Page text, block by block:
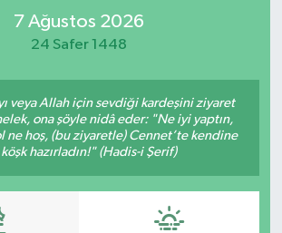
7 Ağustos 2026
24 Safer 1448
veya Allah için sevdiği kardeşini ziyaret
ona şöyle nidâ eder: "Ne iyi yaptın,
ne hoş, (bu ziyaretle) Cennet’te kendine
hazırladın!" (Hadis-i Şerif)
Haberleri